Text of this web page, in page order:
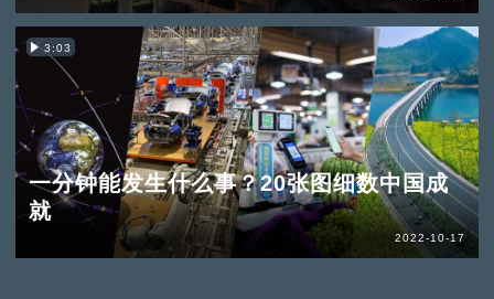
3:03
一分钟能发生什么事？20张图细数中国成
就
2022-10-17